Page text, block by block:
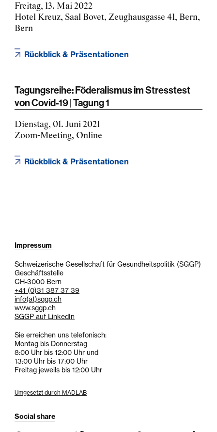
Freitag, 13. Mai 2022
Hotel Kreuz, Saal Bovet, Zeughausgasse 41, Bern,
Bern
Rückblick & Präsentationen
Tagungsreihe: Föderalismus im Stresstest
von Covid-19 | Tagung 1
Dienstag, 01. Juni 2021
Zoom-Meeting, Online
Rückblick & Präsentationen
Impressum
Schweizerische Gesellschaft für Gesundheitspolitik (SGGP)
Geschäftsstelle
CH-3000 Bern
+41 (0)31 387 37 39
info(at)sggp.ch
www.sggp.ch
SGGP auf LinkedIn
Sie erreichen uns telefonisch:
Montag bis Donnerstag
8:00 Uhr bis 12:00 Uhr und
13:00 Uhr bis 17:00 Uhr
Freitag jeweils bis 12:00 Uhr
Umgesetzt durch MADLAB
Social share